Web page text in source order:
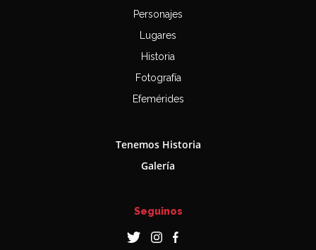
Personajes
Lugares
Historia
Fotografía
Efemérides
Tenemos Historia
Galería
Seguinos